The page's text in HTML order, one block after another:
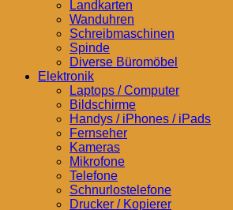
Landkarten
Wanduhren
Schreibmaschinen
Spinde
Diverse Büromöbel
Elektronik
Laptops / Computer
Bildschirme
Handys / iPhones / iPads
Fernseher
Kameras
Mikrofone
Telefone
Schnurlostelefone
Drucker / Kopierer